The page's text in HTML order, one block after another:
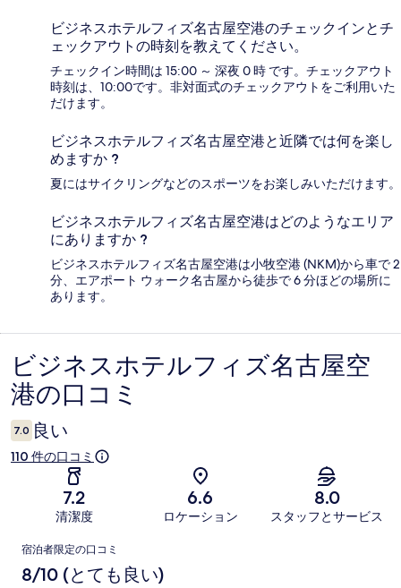
ビジネスホテルフィズ名古屋空港のチェックインとチ
ェックアウトの時刻を教えてください。
チェックイン時間は 15:00 ～ 深夜 0 時 です。チェックアウト
時刻は、10:00です。非対面式のチェックアウトをご利用いた
だけます。
ビジネスホテルフィズ名古屋空港と近隣では何を楽し
めますか ?
夏にはサイクリングなどのスポーツをお楽しみいただけます。
ビジネスホテルフィズ名古屋空港はどのようなエリア
にありますか ?
ビジネスホテルフィズ名古屋空港は小牧空港 (NKM)から車で 2
分、エアポート ウォーク名古屋から徒歩で 6 分ほどの場所に
あります。
口
コ
ミ
ビジネスホテルフィズ名古屋空
港の口コミ
7.0 良い
110 件の口コミ
7.2
清潔度
6.6
ロケーション
8.0
スタッフとサービス
口
コ
宿泊者限定の口コミ
8/10 (とても良い)